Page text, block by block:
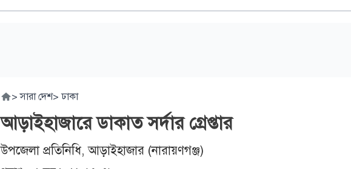
> সারা দেশ> ঢাকা
আড়াইহাজারে ডাকাত সর্দার গ্রেপ্তার
উপজেলা প্রতিনিধি, আড়াইহাজার (নারায়ণগঞ্জ)